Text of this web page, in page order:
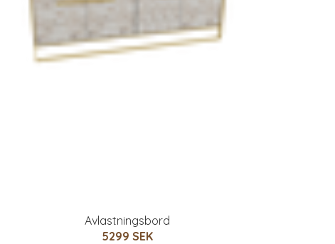
Avlastningsbord
5299 SEK